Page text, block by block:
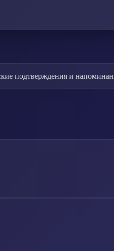
подтверждения и